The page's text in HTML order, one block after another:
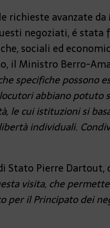
avanzate da
negoziati, é stata
sociali ed
il Ministro Berro-
specifiche possono
abbiano potuto
le cui istituzioni si
individuali.
Stato Pierre Dartout,
visita, che
per il Principato dei